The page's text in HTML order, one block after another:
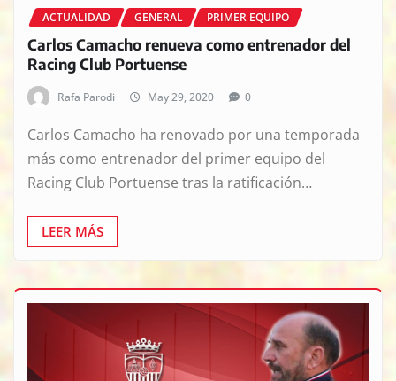
ACTUALIDAD GENERAL PRIMER EQUIPO
Carlos Camacho renueva como entrenador del
Racing Club Portuense
Rafa Parodi May 29, 2020 0
Carlos Camacho ha renovado por una temporada
más como entrenador del primer equipo del
Racing Club Portuense tras la ratificación…
LEER MÁS